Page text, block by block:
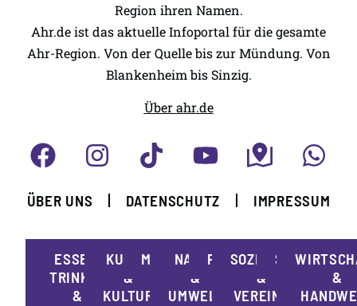
Region ihren Namen.
Ahr.de ist das aktuelle Infoportal für die gesamte
Ahr-Region. Von der Quelle bis zur Mündung. Von
Blankenheim bis Sinzig.
Über ahr.de
ÜBER UNS DATENSCHUTZ IMPRESSUM
ESSEN,
TRINKEN
&
KUNST
&
KULTUR
MOBILITÄT
NATUR
&
UMWELT
POLITIK
SOZIALES
&
VEREINE
SPORT
&